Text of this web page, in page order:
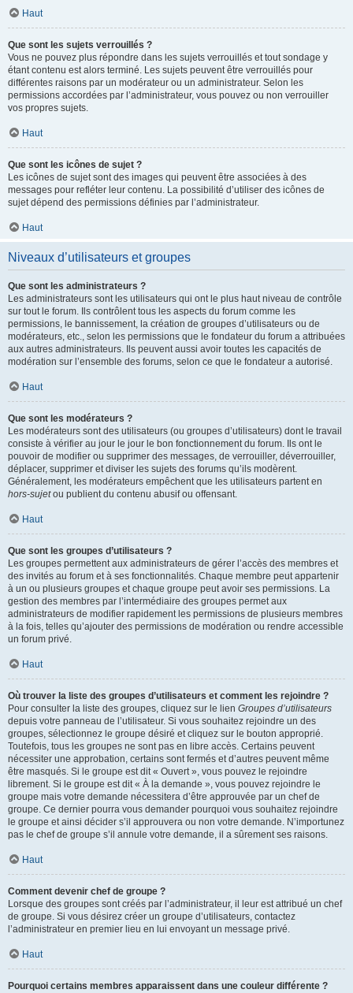
Haut
Que sont les sujets verrouillés ?
Vous ne pouvez plus répondre dans les sujets verrouillés et tout sondage y
étant contenu est alors terminé. Les sujets peuvent être verrouillés pour
différentes raisons par un modérateur ou un administrateur. Selon les
permissions accordées par l’administrateur, vous pouvez ou non verrouiller
vos propres sujets.
Haut
Que sont les icônes de sujet ?
Les icônes de sujet sont des images qui peuvent être associées à des
messages pour refléter leur contenu. La possibilité d’utiliser des icônes de
sujet dépend des permissions définies par l’administrateur.
Haut
Niveaux d’utilisateurs et groupes
Que sont les administrateurs ?
Les administrateurs sont les utilisateurs qui ont le plus haut niveau de contrôle
sur tout le forum. Ils contrôlent tous les aspects du forum comme les
permissions, le bannissement, la création de groupes d’utilisateurs ou de
modérateurs, etc., selon les permissions que le fondateur du forum a attribuées
aux autres administrateurs. Ils peuvent aussi avoir toutes les capacités de
modération sur l’ensemble des forums, selon ce que le fondateur a autorisé.
Haut
Que sont les modérateurs ?
Les modérateurs sont des utilisateurs (ou groupes d’utilisateurs) dont le travail
consiste à vérifier au jour le jour le bon fonctionnement du forum. Ils ont le
pouvoir de modifier ou supprimer des messages, de verrouiller, déverrouiller,
déplacer, supprimer et diviser les sujets des forums qu’ils modèrent.
Généralement, les modérateurs empêchent que les utilisateurs partent en
hors-sujetou publient du contenu abusif ou offensant.
Haut
Que sont les groupes d’utilisateurs ?
Les groupes permettent aux administrateurs de gérer l’accès des membres et
des invités au forum et à ses fonctionnalités. Chaque membre peut appartenir
à un ou plusieurs groupes et chaque groupe peut avoir ses permissions. La
gestion des membres par l’intermédiaire des groupes permet aux
administrateurs de modifier rapidement les permissions de plusieurs membres
à la fois, telles qu’ajouter des permissions de modération ou rendre accessible
un forum privé.
Haut
Où trouver la liste des groupes d’utilisateurs et comment les rejoindre ?
Pour consulter la liste des groupes, cliquez sur le lien Groupes d’utilisateurs
depuis votre panneau de l’utilisateur. Si vous souhaitez rejoindre un des
groupes, sélectionnez le groupe désiré et cliquez sur le bouton approprié.
Toutefois, tous les groupes ne sont pas en libre accès. Certains peuvent
nécessiter une approbation, certains sont fermés et d’autres peuvent même
être masqués. Si le groupe est dit « Ouvert », vous pouvez le rejoindre
librement. Si le groupe est dit « À la demande », vous pouvez rejoindre le
groupe mais votre demande nécessitera d’être approuvée par un chef de
groupe. Ce dernier pourra vous demander pourquoi vous souhaitez rejoindre
le groupe et ainsi décider s’il approuvera ou non votre demande. N’importunez
pas le chef de groupe s’il annule votre demande, il a sûrement ses raisons.
Haut
Comment devenir chef de groupe ?
Lorsque des groupes sont créés par l’administrateur, il leur est attribué un chef
de groupe. Si vous désirez créer un groupe d’utilisateurs, contactez
l’administrateur en premier lieu en lui envoyant un message privé.
Haut
Pourquoi certains membres apparaissent dans une couleur différente ?